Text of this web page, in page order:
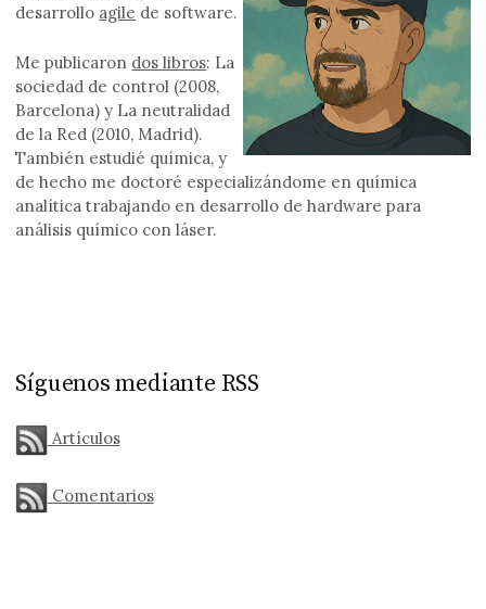
desarrollo agile de software.
Me publicaron dos libros: La
sociedad de control (2008,
Barcelona) y La neutralidad
de la Red (2010, Madrid).
También estudié química, y
de hecho me doctoré especializándome en química
analítica trabajando en desarrollo de hardware para
análisis químico con láser.
Síguenos mediante RSS
Artículos
Comentarios